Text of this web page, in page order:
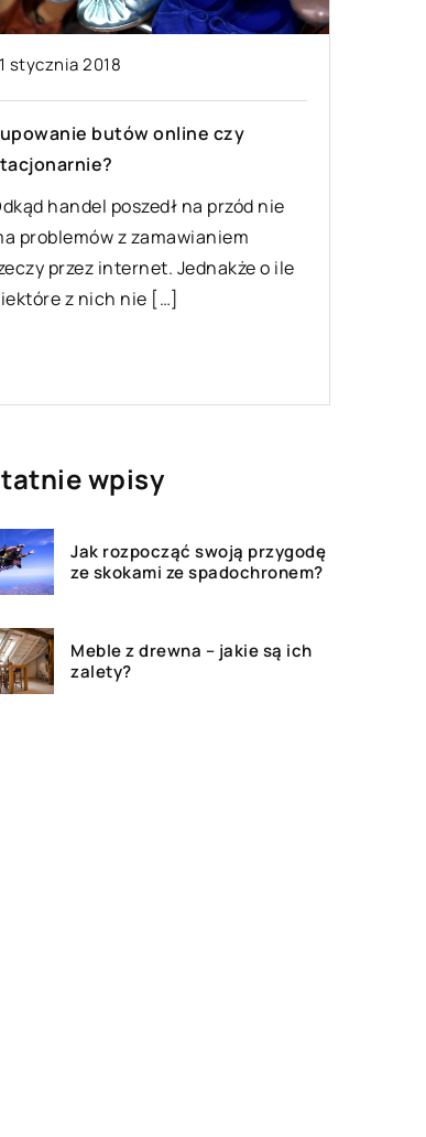
stycznia 2018
butów online czy
handel poszedł na przód nie
problemów z zamawianiem
przez internet. Jednakże o ile
z nich nie […]
wpisy
Jak rozpocząć swoją przygodę
ze skokami ze spadochronem?
Meble z drewna – jakie są ich
zalety?